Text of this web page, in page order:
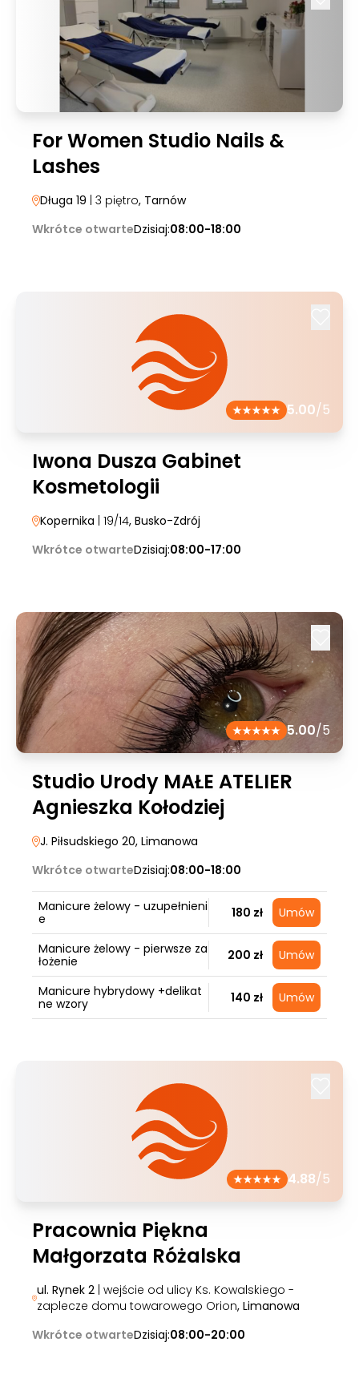
For Women Studio Nails &
Lashes
Długa 19 | 3 piętro, Tarnów
Wkrótce otwarteDzisiaj:08:00-18:00
5.00/5
Iwona Dusza Gabinet
Kosmetologii
Kopernika | 19/14, Busko-Zdrój
Wkrótce otwarteDzisiaj:08:00-17:00
5.00/5
Studio Urody MAŁE ATELIER
Agnieszka Kołodziej
J. Piłsudskiego 20, Limanowa
Wkrótce otwarteDzisiaj:08:00-18:00
Manicure żelowy - uzupełnieni
e
180 zł Umów
Manicure żelowy - pierwsze za
łożenie
200 zł Umów
Manicure hybrydowy +delikat
ne wzory
140 zł Umów
4.88/5
Pracownia Piękna
Małgorzata Różalska
ul. Rynek 2| wejście od ulicy Ks. Kowalskiego -
zaplecze domu towarowego Orion, Limanowa
Wkrótce otwarteDzisiaj:08:00-20:00